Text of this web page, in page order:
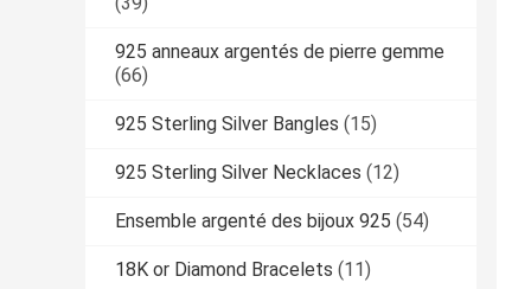
925 anneaux argentés de pierre gemme
(66)
925 Sterling Silver Bangles (15)
925 Sterling Silver Necklaces (12)
Ensemble argenté des bijoux 925 (54)
18K or Diamond Bracelets (11)